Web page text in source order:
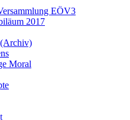
EÖV3
2017
(Archiv)
Moral